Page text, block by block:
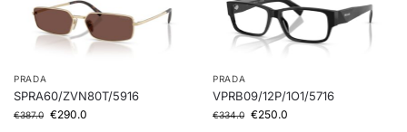
PRADA
SPRA60/ZVN80T/5916
€387.0 €290.0
PRADA
VPRB09/12P/1O1/5716
€334.0 €250.0